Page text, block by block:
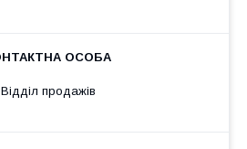
Відділ продажів